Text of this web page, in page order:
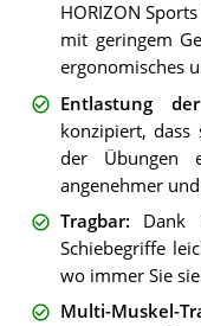
HORIZON
mit geringem
ergonomisches
Entlastung
konzipiert,
der Übungen
angenehmer
Tragbar: Dank
Schiebegriffe
wo immer Sie
Multi-Muskel-